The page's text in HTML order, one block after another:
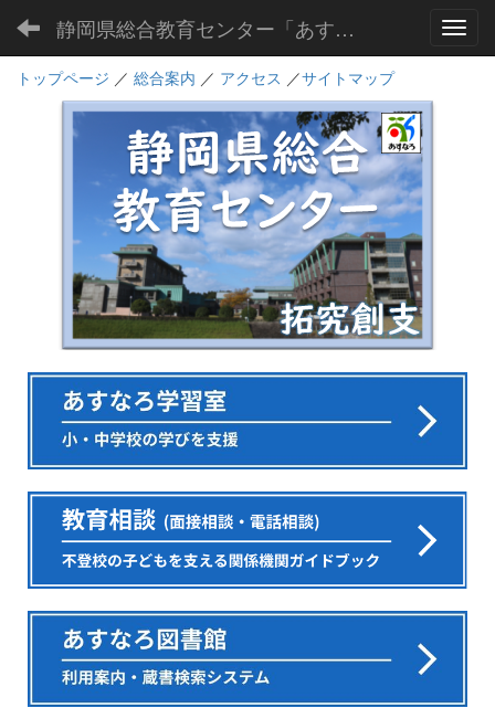
静岡県総合教育センター「あすなろ」
トップページ ／ 総合案内 ／ アクセス ／サイトマップ